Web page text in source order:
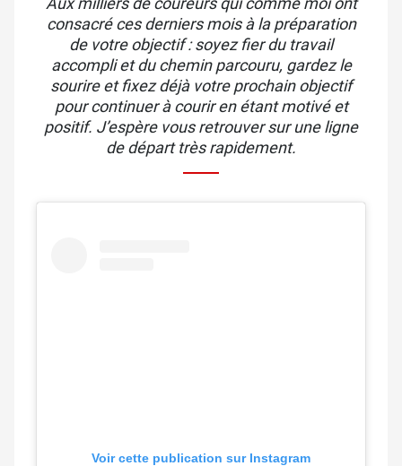
consacré ces derniers mois à la préparation
de votre objectif : soyez fier du travail
accompli et du chemin parcouru, gardez le
sourire et fixez déjà votre prochain objectif
pour continuer à courir en étant motivé et
positif. J’espère vous retrouver sur une ligne
de départ très rapidement.
Voir cette publication sur Instagram